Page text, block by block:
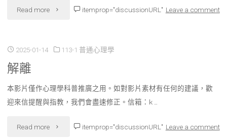
Read more "誰
是
正
反
itemprop="discussionURL" Leave a comment
2025-01-14 113-1 普通心理學
解離
本影片僅作心理學科普推廣之用。如對影片素材有任何的建議，歡
迎來信提醒與指教，我們會盡速修正。信箱：k …
Read more "解 itemprop="discussionURL" Leave a comment